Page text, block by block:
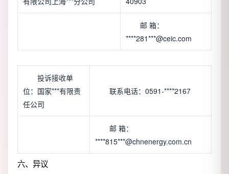
邮 箱：
****281***@ceic.com
投诉接收单
位：国家***有限责
任公司
联系电话：0591-****2167
邮 箱：
****815***@chnenergy.com.cn
六、异议